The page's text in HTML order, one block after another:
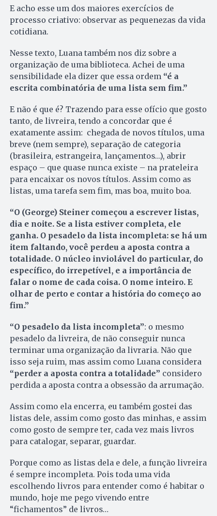
E acho esse um dos maiores exercícios de
processo criativo: observar as pequenezas da vida
cotidiana.
Nesse texto, Luana também nos diz sobre a
organização de uma biblioteca. Achei de uma
sensibilidade ela dizer que essa ordem “é a
escrita combinatória de uma lista sem fim.”
E não é que é? Trazendo para esse ofício que gosto
tanto, de livreira, tendo a concordar que é
exatamente assim: chegada de novos títulos, uma
breve (nem sempre), separação de categoria
(brasileira, estrangeira, lançamentos…), abrir
espaço – que quase nunca existe – na prateleira
para encaixar os novos títulos. Assim como as
listas, uma tarefa sem fim, mas boa, muito boa.
“O (George) Steiner começou a escrever listas,
dia e noite. Se a lista estiver completa, ele
ganha. O pesadelo da lista incompleta: se há um
item faltando, você perdeu a aposta contra a
totalidade. O núcleo inviolável do particular, do
específico, do irrepetível, e a importância de
falar o nome de cada coisa. O nome inteiro. E
olhar de perto e contar a história do começo ao
fim.”
“O pesadelo da lista incompleta”: o mesmo
pesadelo da livreira, de não conseguir nunca
terminar uma organização da livraria. Não que
isso seja ruim, mas assim como Luana considera
“perder a aposta contra a totalidade” considero
perdida a aposta contra a obsessão da arrumação.
Assim como ela encerra, eu também gostei das
listas dele, assim como gosto das minhas, e assim
como gosto de sempre ter, cada vez mais livros
para catalogar, separar, guardar.
Porque como as listas dela e dele, a função livreira
é sempre incompleta. Pois toda uma vida
escolhendo livros para entender como é habitar o
mundo, hoje me pego vivendo entre
“fichamentos” de livros…